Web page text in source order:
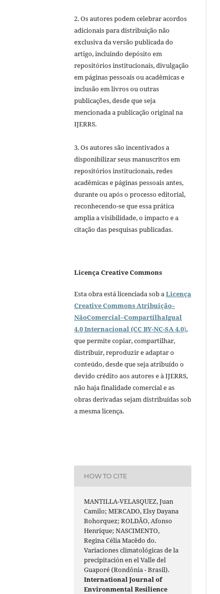
2. Os autores podem celebrar acordos
adicionais para distribuição não
exclusiva da versão publicada do
artigo, incluindo depósito em
repositórios institucionais, divulgação
em páginas pessoais ou acadêmicas e
inclusão em livros ou outras
publicações, desde que seja
mencionada a publicação original na
IJERRS.
3. Os autores são incentivados a
disponibilizar seus manuscritos em
repositórios institucionais, redes
acadêmicas e páginas pessoais antes,
durante ou após o processo editorial,
reconhecendo-se que essa prática
amplia a visibilidade, o impacto e a
citação das pesquisas publicadas.
Licença Creative Commons
Esta obra está licenciada sob aLicença
Creative Commons Atribuição–
NãoComercial–CompartilhaIgual
4.0 Internacional (CC BY-NC-SA 4.0),
que permite copiar, compartilhar,
distribuir, reproduzir e adaptar o
conteúdo, desde que seja atribuído o
devido crédito aos autores e à IJERRS,
não haja finalidade comercial e as
obras derivadas sejam distribuídas sob
a mesma licença.
HOW TO CITE
MANTILLA-VELASQUEZ, Juan
Camilo; MERCADO, Elsy Dayana
Bohorquez; ROLDÃO, Afonso
Henrique; NASCIMENTO,
Regina Célia Macêdo do.
Variaciones climatológicas de la
precipitación en el Valle del
Guaporé (Rondônia - Brasil).
International Journal of
Environmental Resilience